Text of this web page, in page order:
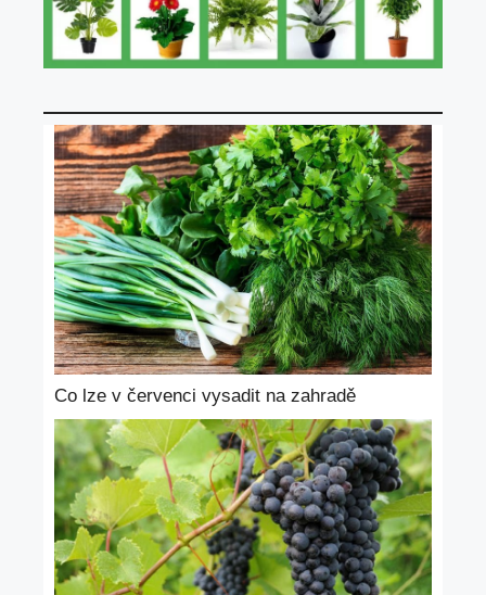
Co lze v červenci vysadit na zahradě